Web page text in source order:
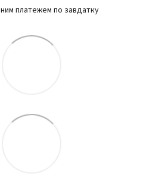
платежем по завдатку